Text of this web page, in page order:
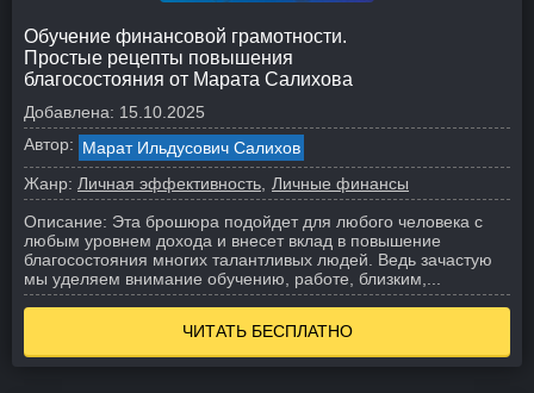
Обучение финансовой грамотности.
Простые рецепты повышения
благосостояния от Марата Салихова
Добавлена: 15.10.2025
Автор: Марат Ильдусович Салихов
Жанр: Личная эффективность
Личные финансы
Описание: Эта брошюра подойдет для любого человека с
любым уровнем дохода и внесет вклад в повышение
благосостояния многих талантливых людей. Ведь зачастую
мы уделяем внимание обучению, работе, близким,...
ЧИТАТЬ БЕСПЛАТНО